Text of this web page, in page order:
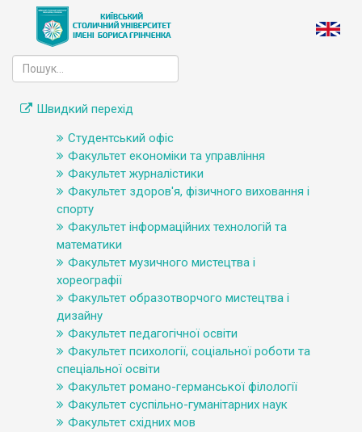
Швидкий перехід
Студентський офіс
Факультет економіки та управління
Факультет журналістики
Факультет здоров'я, фізичного виховання і
спорту
Факультет інформаційних технологій та
математики
Факультет музичного мистецтва і
хореографії
Факультет образотворчого мистецтва і
дизайну
Факультет педагогічної освіти
Факультет психології, соціальної роботи та
спеціальної освіти
Факультет романо-германської філології
Факультет суспільно-гуманітарних наук
Факультет східних мов